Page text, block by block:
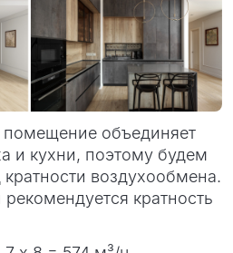
помещение объединяет
и кухни, поэтому будем
воздухообмена.
кратность